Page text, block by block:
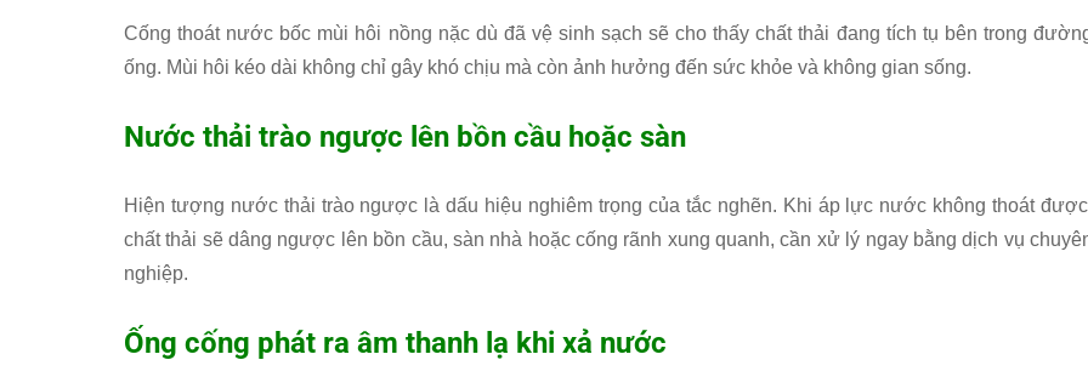
Cống thoát nước bốc mùi hôi nồng nặc dù đã vệ sinh sạch sẽ cho thấy chất thải đang tích tụ bên trong
ống. Mùi hôi kéo dài không chỉ gây khó chịu mà còn ảnh hưởng đến sức khỏe và không gian sống.
Nước thải trào ngược lên bồn cầu hoặc sàn
Hiện tượng nước thải trào ngược là dấu hiệu nghiêm trọng của tắc nghẽn. Khi áp lực nước không thoát
chất thải sẽ dâng ngược lên bồn cầu, sàn nhà hoặc cống rãnh xung quanh, cần xử lý ngay bằng dịch vụ
nghiệp.
Ống cống phát ra âm thanh lạ khi xả nước